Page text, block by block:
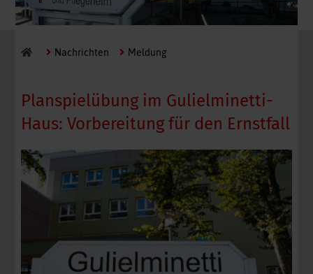
Nachrichten Meldung
Planspielübung im Gulielminetti-
Haus: Vorbereitung für den Ernstfall